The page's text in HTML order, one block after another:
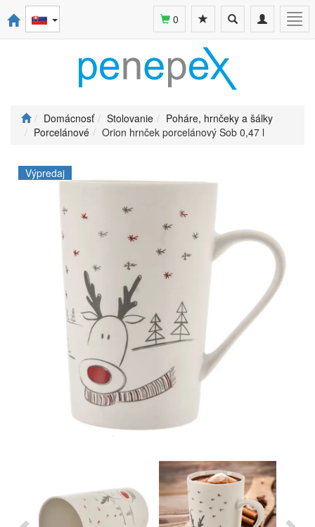
Toggle
navigation
Toggle
search
0
Domácnosť Stolovanie
Poháre, hrnčeky a šálky
Porcelánové
Orion hrnček porcelánový Sob 0,47 l
Výpredaj